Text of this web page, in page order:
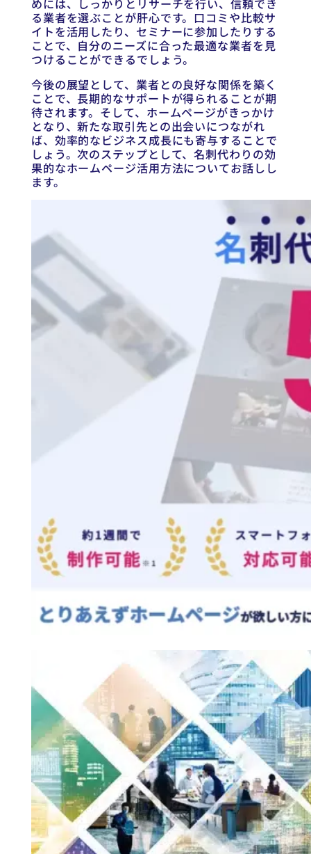
めには、しっかりとリサーチを行い、信頼でき
る業者を選ぶことが肝心です。口コミや比較サ
イトを活用したり、セミナーに参加したりする
ことで、自分のニーズに合った最適な業者を見
つけることができるでしょう。
今後の展望として、業者との良好な関係を築く
ことで、長期的なサポートが得られることが期
待されます。そして、ホームページがきっかけ
となり、新たな取引先との出会いにつながれ
ば、効率的なビジネス成長にも寄与することで
しょう。次のステップとして、名刺代わりの効
果的なホームページ活用方法についてお話しし
ます。